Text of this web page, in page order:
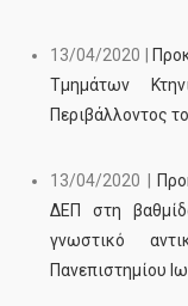
13/04/2020 |
Τμημάτων
Περιβάλλοντος
13/04/2020 |
ΔΕΠ στη
γνωστικό
Πανεπιστημίου